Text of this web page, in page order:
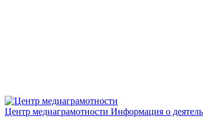
Центр медиаграмотности Информация о